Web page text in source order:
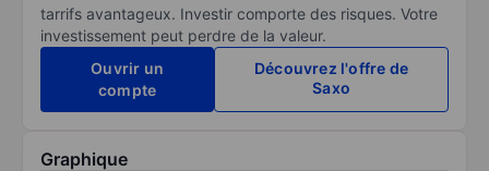
tarrifs avantageux. Investir comporte des risques. Votre
investissement peut perdre de la valeur.
Ouvrir un
compte
Découvrez l'offre de
Saxo
Graphique